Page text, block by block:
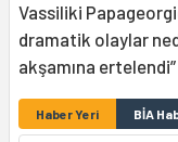
Vassiliki
dramatik olaylar
akşamına ertelendi”
Haber Yeri BİA